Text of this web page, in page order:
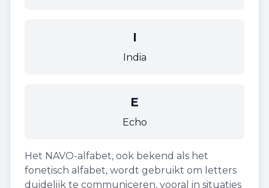
I
India
E
Echo
Het NAVO-alfabet, ook bekend als het
fonetisch alfabet, wordt gebruikt om letters
duidelijk te communiceren, vooral in situaties